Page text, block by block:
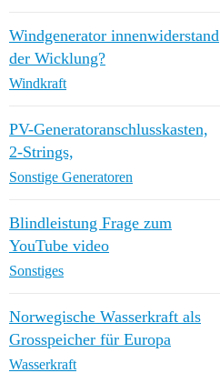
Windgenerator innenwiderstand
der Wicklung?
Windkraft
PV-Generatoranschlusskasten,
2-Strings,
Sonstige Generatoren
Blindleistung Frage zum
YouTube video
Sonstiges
Norwegische Wasserkraft als
Grosspeicher für Europa
Wasserkraft